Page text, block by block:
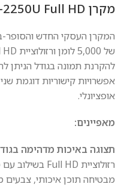
מקרן Epson EB-2250U Full HD אפסון
המקרן העסקי החדש והסופר-
אופציונלי.
מאפיינים:
תצוגה באיכות מדהימה בגודל של עד
מבטיחה תוכן איכותי, צבעים